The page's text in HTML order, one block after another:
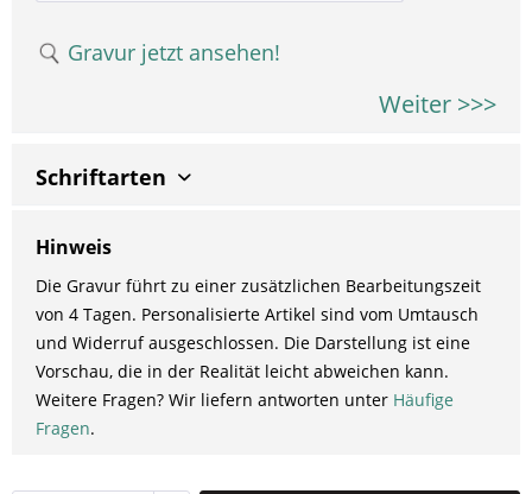
Gravur jetzt ansehen!
Weiter >>>
Schriftarten
Hinweis
Die Gravur führt zu einer zusätzlichen Bearbeitungszeit
von 4 Tagen. Personalisierte Artikel sind vom Umtausch
und Widerruf ausgeschlossen. Die Darstellung ist eine
Vorschau, die in der Realität leicht abweichen kann.
Weitere Fragen? Wir liefern antworten unter Häufige
Fragen.